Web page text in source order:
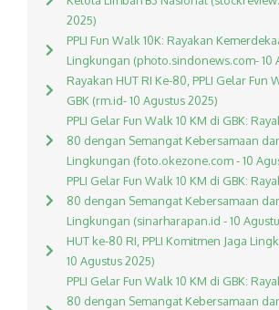
2025)
PPLI Fun Walk 10K: Rayakan
Lingkungan (photo.sindonews.com- 10
Rayakan HUT RI Ke-80, PPLI Gelar Fun
GBK (rm.id- 10 Agustus 2025)
PPLI Gelar Fun Walk 10 KM di GBK:
80 dengan Semangat Kebersamaan
Lingkungan (foto.okezone.com - 10
PPLI Gelar Fun Walk 10 KM di GBK:
80 dengan Semangat Kebersamaan
Lingkungan (sinarharapan.id - 10
HUT ke-80 RI, PPLI Komitmen Jaga
10 Agustus 2025)
PPLI Gelar Fun Walk 10 KM di GBK:
80 dengan Semangat Kebersamaan